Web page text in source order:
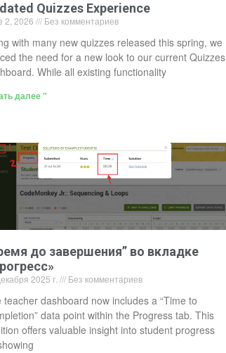
Quizzes Experience
2, 2026 Без комментариев
with many new quizzes released this spring, we
the need for a new look to our current Quizzes
While all existing functionality
далее "
до завершения” во вкладке
2025 г. Без комментариев
teacher dashboard now includes a “Time to
data point within the Progress tab. This
offers valuable insight into student progress